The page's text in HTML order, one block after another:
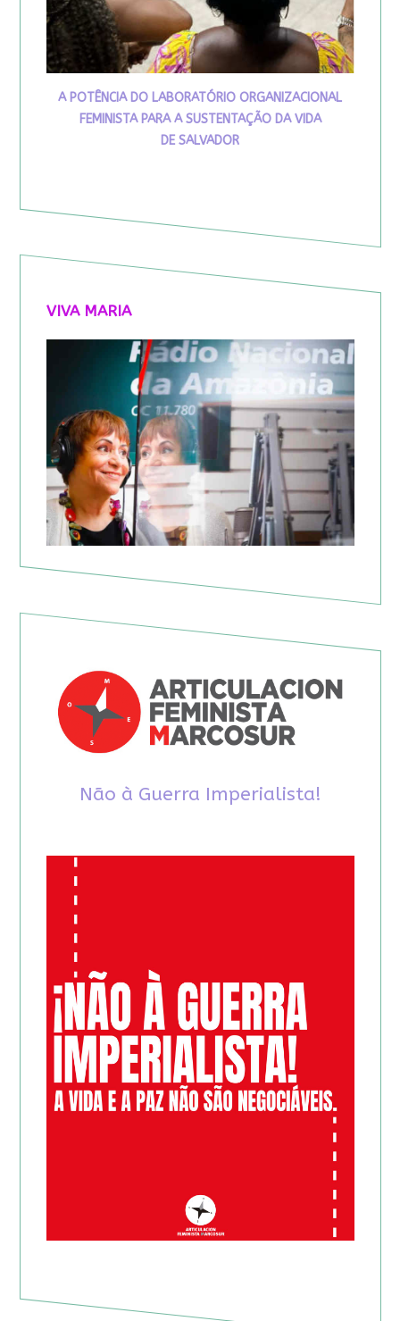
A POTÊNCIA DO LABORATÓRIO ORGANIZACIONAL
FEMINISTA PARA A SUSTENTAÇÃO DA VIDA
DE SALVADOR
VIVA MARIA
Não à Guerra Imperialista!